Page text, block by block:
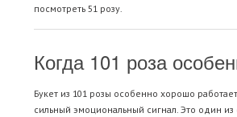
посмотреть 51 розу.
Когда 101 роза
Букет из 101 розы особенно хорошо
сильный эмоциональный сигнал. Это один